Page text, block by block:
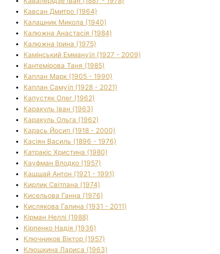
Кавсан Дмитро (1964)
Калашник Микола (1940)
Калюжна Анастасія (1984)
Калюжна Ірина (1975)
Камінський Еммануїл (1927 - 2009)
Кантемірова Таня (1985)
Каплан Марк (1905 - 1990)
Каплан Самуїл (1928 - 2021)
Капустяк Олег (1962)
Каракуль Іван (1963)
Каракуль Ольга (1962)
Карась Йосип (1918 - 2000)
Касіян Василь (1896 - 1976)
Катракіс Христина (1980)
Кауфман Влодко (1957)
Кашшай Антон (1921 - 1991)
Кирлик Світлана (1974)
Кисельова Ганна (1976)
Кислякова Галина (1931 - 2011)
Кірман Неллі (1988)
Кірпенко Надія (1936)
Ключников Віктор (1957)
Клюшкина Лариса (1963)